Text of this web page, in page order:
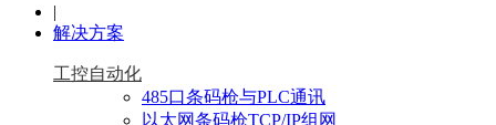
|
解决方案
工控自动化
485口条码枪与PLC通讯
以太网条码枪TCP/IP组网